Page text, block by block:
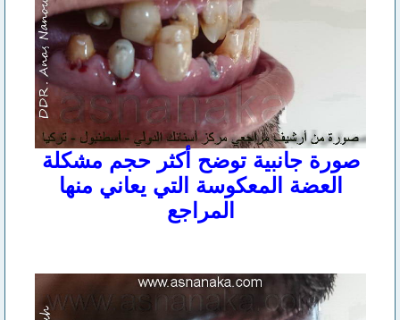
صورة جانبية توضح أكثر حجم مشكلة
العضة المعكوسة التي يعاني منها
المراجع